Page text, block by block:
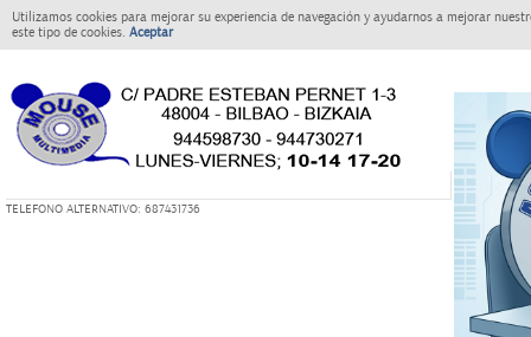
Utilizamos cookies para mejorar su experiencia de navegación y ayudarnos a mejorar
este tipo de cookies. Aceptar
TELEFONO ALTERNATIVO: 687431736